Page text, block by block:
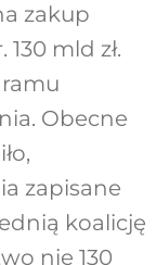
zakup
mld zł.
Obecne
zapisane
koalicję
nie 130